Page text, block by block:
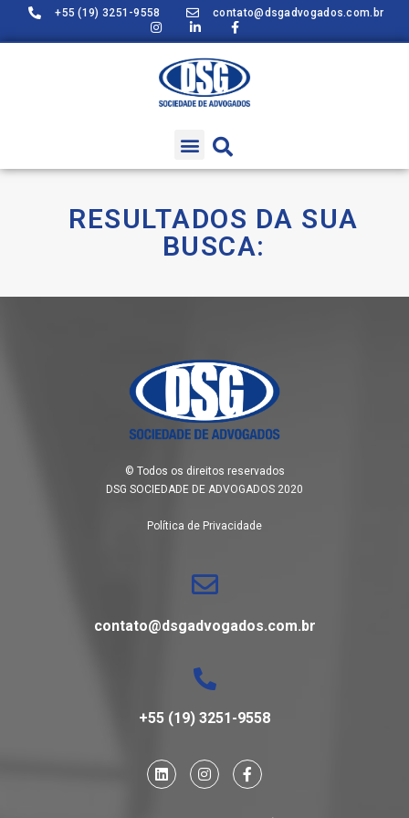
+55 (19) 3251-9558 contato@dsgadvogados.com.br
RESULTADOS DA SUA
BUSCA:
© Todos os direitos reservados
DSG SOCIEDADE DE ADVOGADOS 2020
Política de Privacidade
contato@dsgadvogados.com.br
+55 (19) 3251-9558